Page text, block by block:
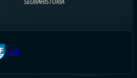
SEURAHISTORIA
ÅIF